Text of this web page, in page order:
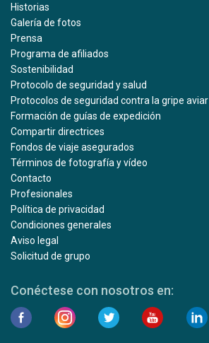
Historias
Galería de fotos
Prensa
Programa de afiliados
Sostenibilidad
Protocolo de seguridad y salud
Protocolos de seguridad contra la gripe aviar
Formación de guías de expedición
Compartir directrices
Fondos de viaje asegurados
Términos de fotografía y vídeo
Contacto
Profesionales
Política de privacidad
Condiciones generales
Aviso legal
Solicitud de grupo
Conéctese con nosotros en: